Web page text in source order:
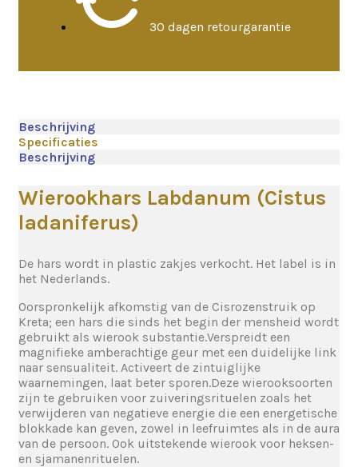
30 dagen retourgarantie
Beschrijving
Specificaties
Beschrijving
Wierookhars Labdanum (Cistus
ladaniferus)
De hars wordt in plastic zakjes verkocht. Het label is in
het Nederlands.
Oorspronkelijk afkomstig van de Cisrozenstruik op
Kreta; een hars die sinds het begin der mensheid wordt
gebruikt als wierook substantie.Verspreidt een
magnifieke amberachtige geur met een duidelijke link
naar sensualiteit. Activeert de zintuiglijke
waarnemingen, laat beter sporen.Deze wierooksoorten
zijn te gebruiken voor zuiveringsrituelen zoals het
verwijderen van negatieve energie die een energetische
blokkade kan geven, zowel in leefruimtes als in de aura
van de persoon. Ook uitstekende wierook voor heksen-
en sjamanenrituelen.